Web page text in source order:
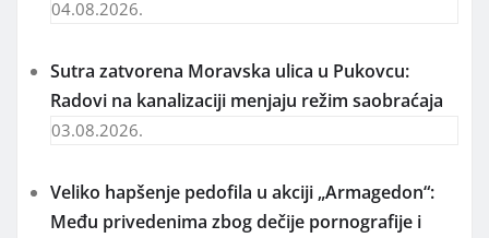
04.08.2026.
Sutra zatvorena Moravska ulica u Pukovcu:
Radovi na kanalizaciji menjaju režim saobraćaja
03.08.2026.
Veliko hapšenje pedofila u akciji „Armagedon“:
Među privedenima zbog dečije pornografije i